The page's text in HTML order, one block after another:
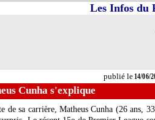
publié le14/06/
Les Infos du
Cunha s'explique
de sa carrière, Matheus Cunha (26 ans,